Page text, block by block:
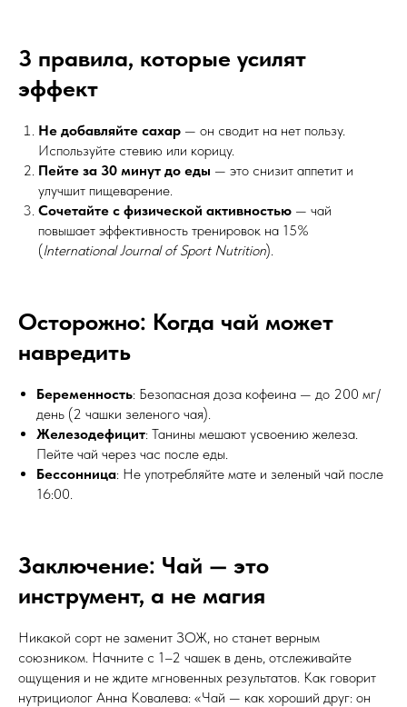
3 правила, которые усилят
эффект
Не добавляйте сахар — он сводит на нет пользу.
Используйте стевию или корицу.
Пейте за 30 минут до еды — это снизит аппетит и
улучшит пищеварение.
Сочетайте с физической активностью — чай
повышает эффективность тренировок на 15%
(International Journal of Sport Nutrition).
Осторожно: Когда чай может
навредить
Беременность: Безопасная доза кофеина — до 200 мг/
день (2 чашки зеленого чая).
Железодефицит: Танины мешают усвоению железа.
Пейте чай через час после еды.
Бессонница: Не употребляйте мате и зеленый чай после
16:00.
Заключение: Чай — это
инструмент, а не магия
Никакой сорт не заменит ЗОЖ, но станет верным
союзником. Начните с 1–2 чашек в день, отслеживайте
ощущения и не ждите мгновенных результатов. Как говорит
нутрициолог Анна Ковалева: «Чай — как хороший друг: он